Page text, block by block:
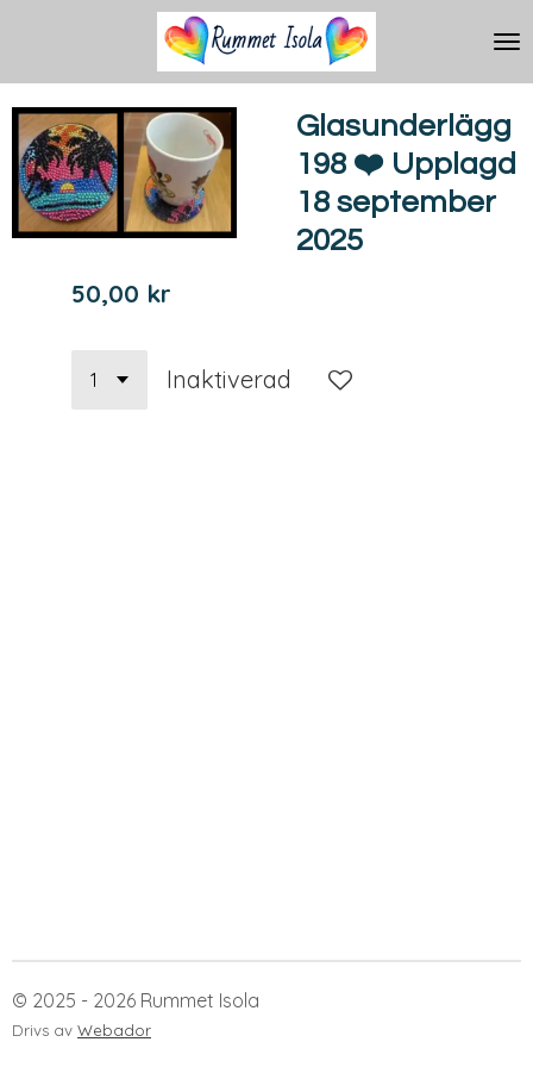
huvudinnehållet
Glasunderlägg
198 ❤️ Upplagd
18 september
2025
50,00 kr
Inaktiverad
© 2025 - 2026 Rummet Isola
Drivs av Webador